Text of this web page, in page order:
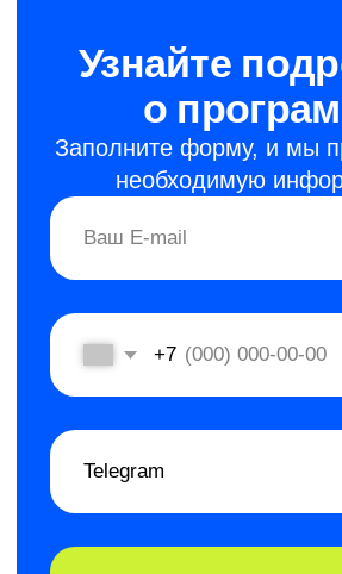
ОТПРАВИТЬ ЗАЯВКУ
Программа состоит
из 3
самостоятельных
и логически
связанных тем:
16 академических часов
Стратегический
менеджмент
Как обеспечить долгосрочное
и устойчивое развитие бизнеса